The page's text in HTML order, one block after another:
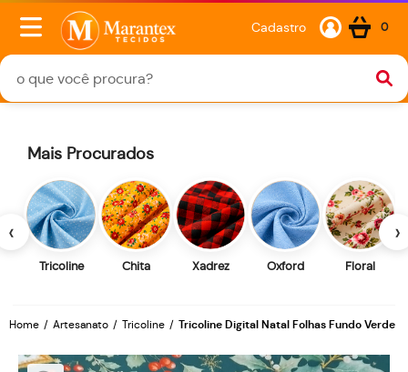
Cadastro 0
‹
Mais Procurados
Tricoline Chita Xadrez Oxford Floral
›
Home Artesanato Tricoline Tricoline Digital Natal Folhas Fundo Verde